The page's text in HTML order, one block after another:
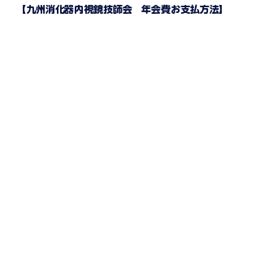
【九州消化器内視鏡技師会 年会費お支払方法】